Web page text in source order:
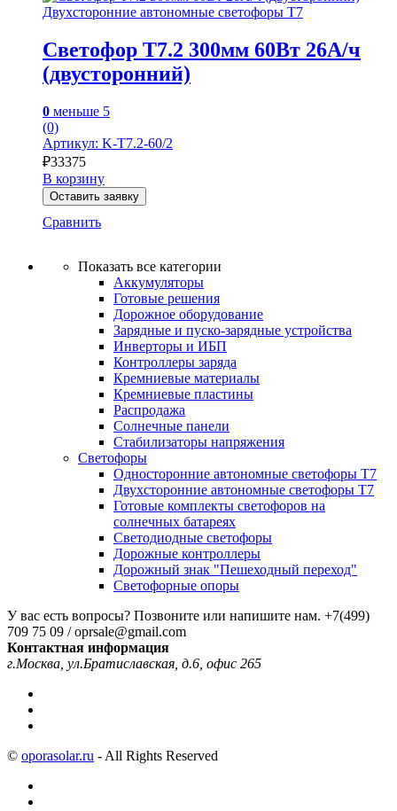
Двухсторонние автономные светофоры Т7
Светофор Т7.2 300мм 60Вт 26А/ч
(двусторонний)
0 меньше 5
(0)
Артикул: K-Т7.2-60/2
₽33375
В корзину
Оставить заявку
Сравнить
Показать все категории
Аккумуляторы
Готовые решения
Дорожное оборудование
Зарядные и пуско-зарядные устройства
Инверторы и ИБП
Контроллеры заряда
Кремниевые материалы
Кремниевые пластины
Распродажа
Солнечные панели
Стабилизаторы напряжения
Светофоры
Односторонние автономные светофоры Т7
Двухсторонние автономные светофоры Т7
Готовые комплекты светофоров на
солнечных батареях
Светодиодные светофоры
Дорожные контроллеры
Дорожный знак "Пешеходный переход"
Светофорные опоры
У вас есть вопросы? Позвоните или напишите нам. +7(499)
709 75 09 / oprsale@gmail.com
Контактная информация
г.Москва, ул.Братиславская, д.6, офис 265
© oporasolar.ru - All Rights Reserved